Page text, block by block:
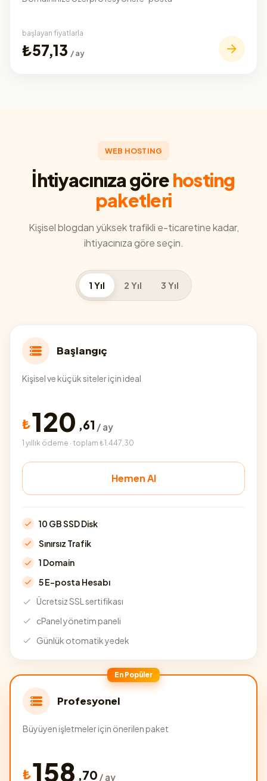
başlayan fiyatlarla
₺57,13 / ay
WEB HOSTING
İhtiyacınıza görehosting
paketleri
Kişisel blogdan yüksek trafikli e-ticaretine kadar,
ihtiyacınıza göre seçin.
1 Yıl 2 Yıl 3 Yıl
Başlangıç
Kişisel ve küçük siteler için ideal
₺120 ,61 / ay
1 yıllık ödeme · toplam ₺1.447,30
Hemen Al
10 GB SSD Disk
Sınırsız Trafik
1 Domain
5 E-posta Hesabı
Ücretsiz SSL sertifikası
cPanel yönetim paneli
Günlük otomatik yedek
En Popüler
Profesyonel
Büyüyen işletmeler için önerilen paket
₺158 ,70 / ay